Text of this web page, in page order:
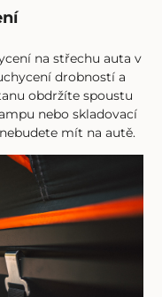
na střechu auta v
drobností a
obdržíte spoustu
nebo skladovací
mít na autě.